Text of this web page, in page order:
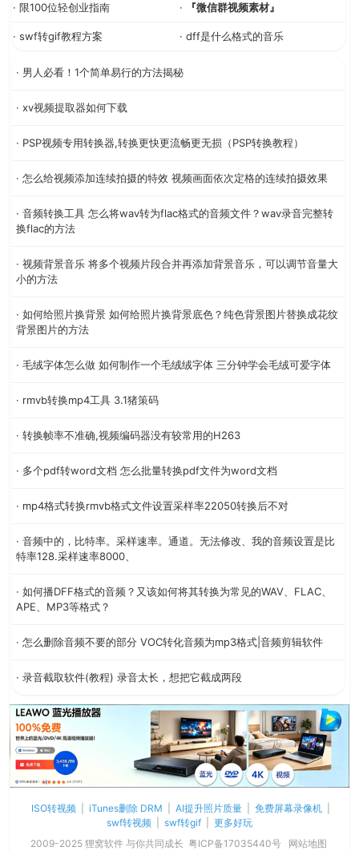
· 限100位轻创业指南 · 『微信群视频素材』
· swf转gif教程方案 · dff是什么格式的音乐
· 男人必看！1个简单易行的方法揭秘
· xv视频提取器如何下载
· PSP视频专用转换器,转换更快更流畅更无损（PSP转换教程）
· 怎么给视频添加连续拍摄的特效 视频画面依次定格的连续拍摄效果
· 音频转换工具 怎么将wav转为flac格式的音频文件？wav录音完整转
换flac的方法
· 视频背景音乐 将多个视频片段合并再添加背景音乐，可以调节音量大
小的方法
· 如何给照片换背景 如何给照片换背景底色？纯色背景图片替换成花纹
背景图片的方法
· 毛绒字体怎么做 如何制作一个毛绒绒字体 三分钟学会毛绒可爱字体
· rmvb转换mp4工具 3.1猪策码
· 转换帧率不准确,视频编码器没有较常用的H263
· 多个pdf转word文档 怎么批量转换pdf文件为word文档
· mp4格式转换rmvb格式文件设置采样率22050转换后不对
· 音频中的，比特率。采样速率。通道。无法修改、我的音频设置是比
特率128.采样速率8000、
· 如何播DFF格式的音频？又该如何将其转换为常见的WAV、FLAC、
APE、MP3等格式？
· 怎么删除音频不要的部分 VOC转化音频为mp3格式|音频剪辑软件
· 录音截取软件(教程) 录音太长，想把它截成两段
ISO转视频 iTunes删除 DRM AI提升照片质量 免费屏幕录像机
swf转视频
swf转gif
更多好玩
2009-2025 狸窝软件 与你共同成长 粤ICP备17035440号 网站地图